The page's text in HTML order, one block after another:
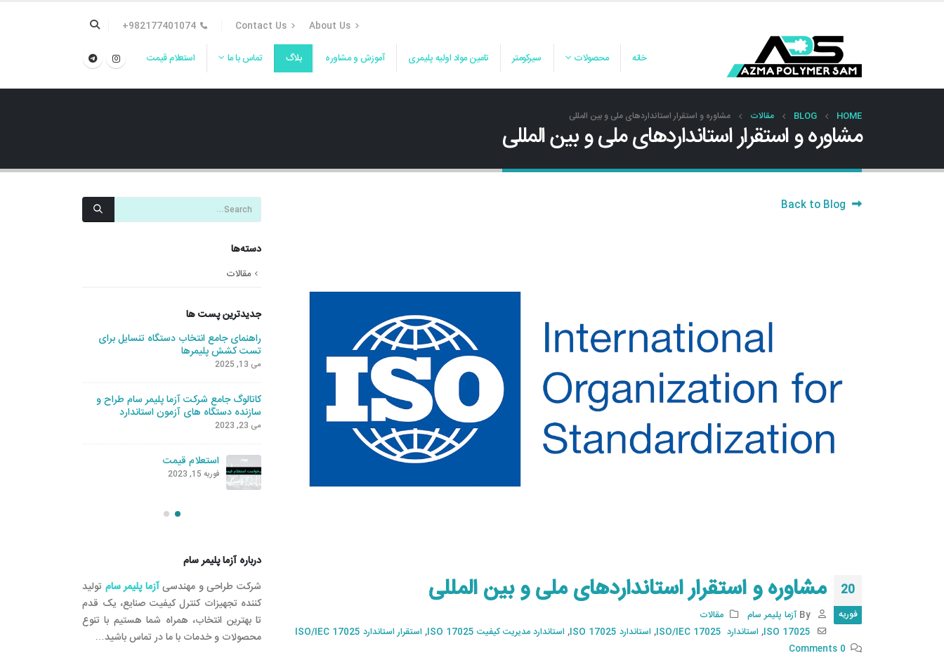
About Us
Contact Us
982177401074+
خانه محصولات سیرکومتر تامین مواد اولیه پلیمری آموزش و مشاوره بلاگ تماس با ما استعلام قیمت
HOME
BLOG مقالات مشاوره و استقرار استانداردهای ملی و بین المللی
مشاوره و استقرار استانداردهای ملی و بین المللی
20
فوریه
مشاوره و استقرار استانداردهای ملی و بین المللی
By آزما پلیمر سام
مقالات
ISO 17025
, استاندارد ISO/IEC 17025 , استاندارد ISO 17025 , استاندارد مدیریت کیفیت ISO 17025 , استقرار استاندارد ISO/IEC 17025
0 Comments
دسته‌ها
مقالات
جدیدترین پست ها
راهنمای جامع انتخاب دستگاه تنسایل برای
تست کشش پلیمرها
کاتالوگ جامع شرکت آزما پلیمر سام طراح و
سازنده دستگاه های آزمون استاندارد
آموزش و مشاوره
نوامبر 19, 2022
تامین مواد اولیه پلیمری
نوامبر 19, 2022
سیرکومتر قیمت تولید کننده
1405/05/19
راهنمای جامع انتخاب دستگاه تنسایل برای
تست کشش پلیمرها
می 13, 2025
کاتالوگ جامع شرکت آزما پلیمر سام طراح و
سازنده دستگاه های آزمون استاندارد
می 23, 2023
استعلام قیمت
فوریه 15, 2023
درباره آزما پلیمر سام
شرکت طراحی و مهندسیآزما پلیمر سام تولید
کننده تجهیزات کنترل کیفیت صنایع، یک قدم
تا بهترین انتخاب، همراه شما هستیم با تنوع
محصولات و خدمات با ما در تماس باشید…